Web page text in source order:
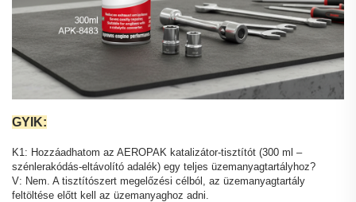
GYIK:
K1: Hozzáadhatom az AEROPAK katalizátor-tisztítót (300 ml –
szénlerakódás-eltávolító adalék) egy teljes üzemanyagtartályhoz?
V: Nem. A tisztítószert megelőzési célból, az üzemanyagtartály
feltöltése előtt kell az üzemanyaghoz adni.